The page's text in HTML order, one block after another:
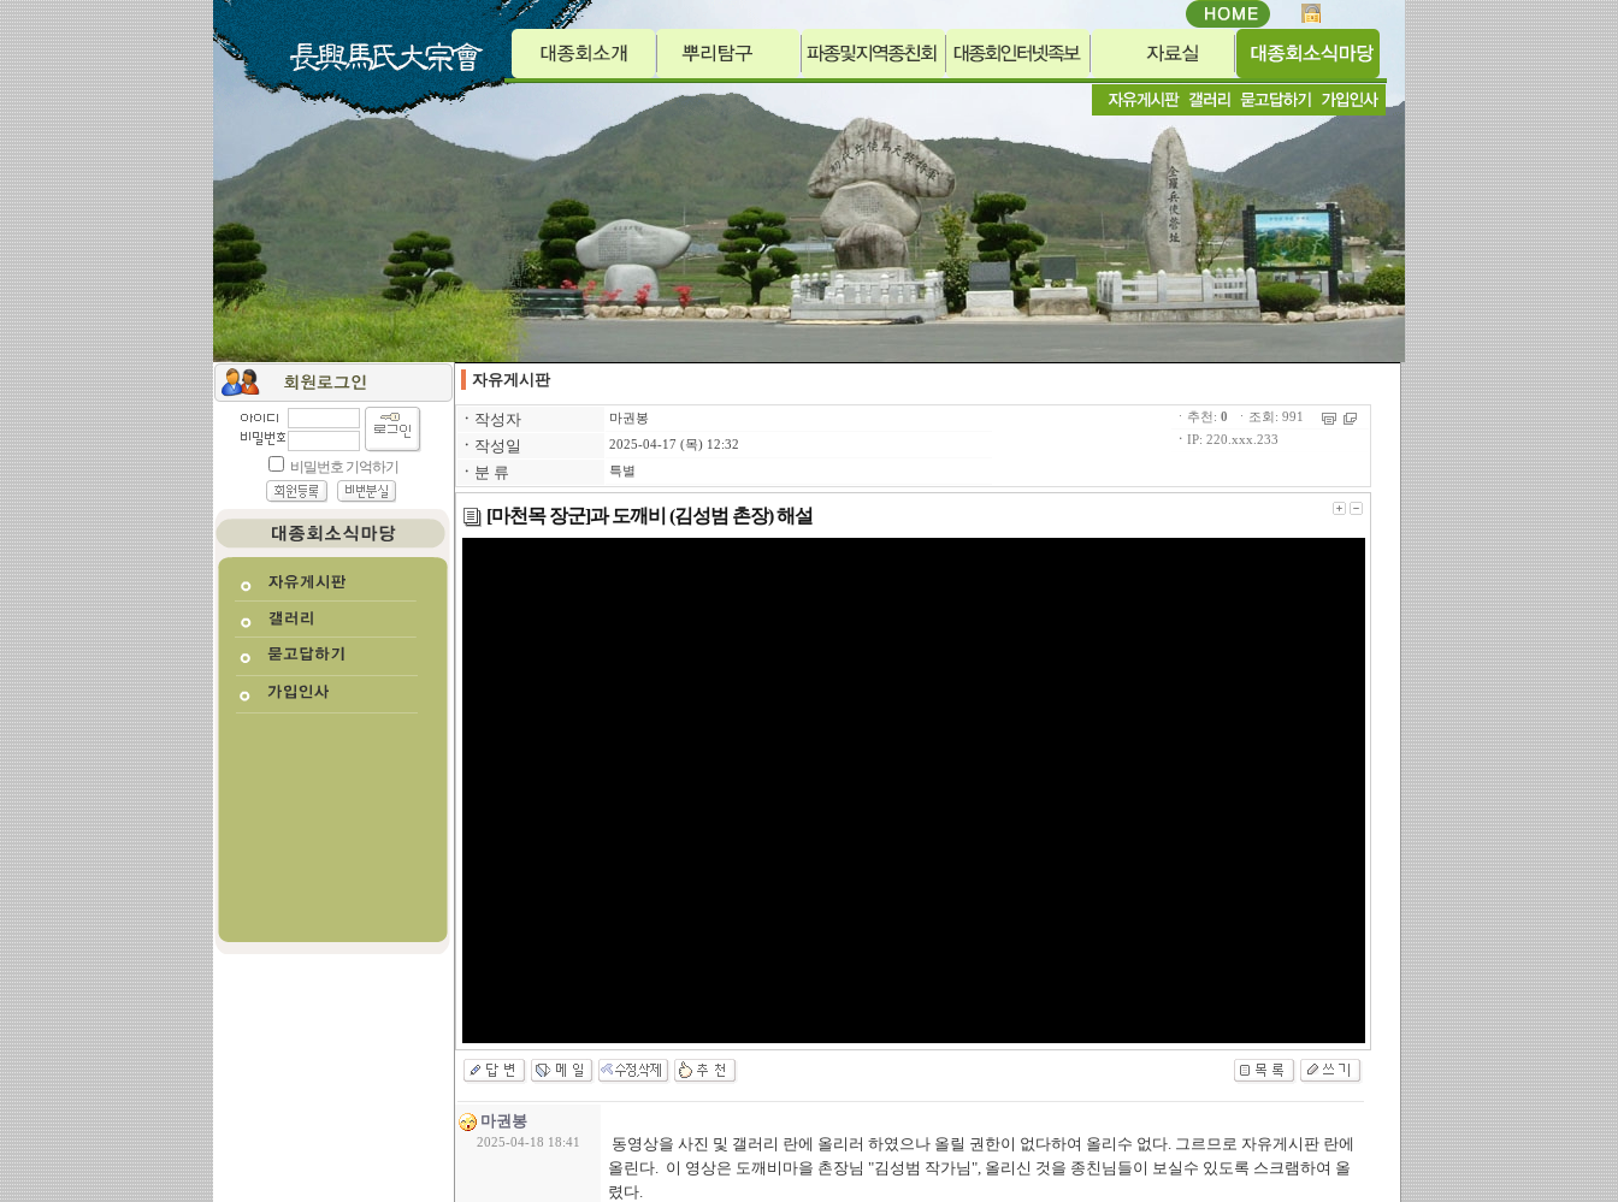
자유게시판
ㆍ 작성자 마권봉
ㆍ 작성일 2025-04-17 (목) 12:32
ㆍ 분 류 특별
ㆍ추천: 0 ㆍ조회: 991
ㆍ IP: 220.xxx.233
[마천목 장군]과 도깨비 (김성범 촌장) 해설
마권봉
2025-04-18 18:41
동영상을 사진 및 갤러리 란에 올리러 하였으나 올릴 권한이 없다하여 올리수 없다. 그르므로 자유게시판 란에
올린다. 이 영상은 도깨비마을 촌장님 "김성범 작가님", 올리신 것을 종친님들이 보실수 있도록 스크램하여 올
렸다.